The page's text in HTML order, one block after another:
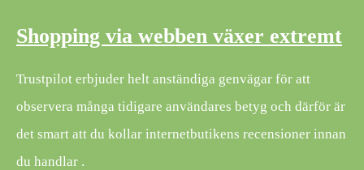
Shopping via webben växer extremt
Trustpilot erbjuder helt anständiga genvägar för att
observera många tidigare användares betyg och därför är
det smart att du kollar internetbutikens recensioner innan
du handlar .